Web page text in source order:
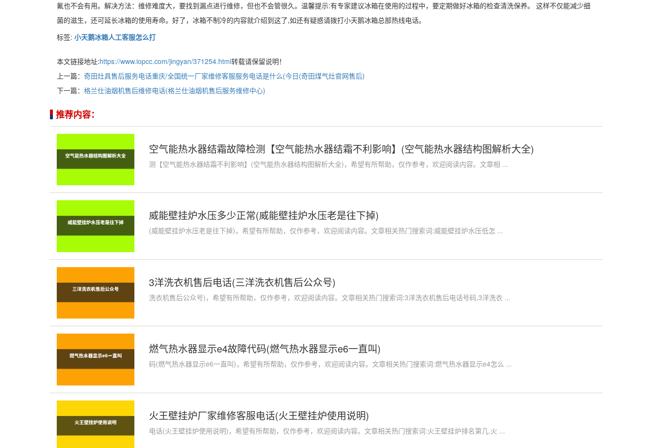
氟也不会有用。解决方法：维修难度大，要找到漏点进行维修，但也不会管很久。温馨提示:有专家建议冰箱在使用的过程中，要定期做好冰箱的检查清洗保养。 这样不仅能减少细
菌的滋生，还可延长冰箱的使用寿命。好了，冰箱不制冷的内容就介绍到这了,如还有疑惑请拨打小天鹅冰箱总部热线电话。
标签: 小天鹅冰箱人工客服怎么打
本文链接地址:https://www.iopcc.com/jingyan/371254.html转载请保留说明！
上一篇： 奇田灶具售后服务电话重庆/全国统一厂家维修客服服务电话是什么(今日(奇田煤气灶官网售后)
下一篇： 格兰仕油烟机售后维修电话(格兰仕油烟机售后服务维修中心)
推荐内容：
空气能热水器结霜故障检测【空气能热水器结霜不利影响】(空气能热水器结构图解析大全)
测【空气能热水器结霜不利影响】(空气能热水器结构图解析大全)，希望有所帮助，仅作参考，欢迎阅读内容。文章相 ...
威能壁挂炉水压多少正常(威能壁挂炉水压老是往下掉)
(威能壁挂炉水压老是往下掉)，希望有所帮助，仅作参考，欢迎阅读内容。文章相关热门搜索词:威能壁挂炉水压低怎 ...
3洋洗衣机售后电话(三洋洗衣机售后公众号)
洗衣机售后公众号)，希望有所帮助，仅作参考，欢迎阅读内容。文章相关热门搜索词:3洋洗衣机售后电话号码,3洋洗衣 ...
燃气热水器显示e4故障代码(燃气热水器显示e6一直叫)
码(燃气热水器显示e6一直叫)，希望有所帮助，仅作参考，欢迎阅读内容。文章相关热门搜索词:燃气热水器显示e4怎么 ...
火王壁挂炉厂家维修客服电话(火王壁挂炉使用说明)
电话(火王壁挂炉使用说明)，希望有所帮助，仅作参考，欢迎阅读内容。文章相关热门搜索词:火王壁挂炉排名第几,火 ...